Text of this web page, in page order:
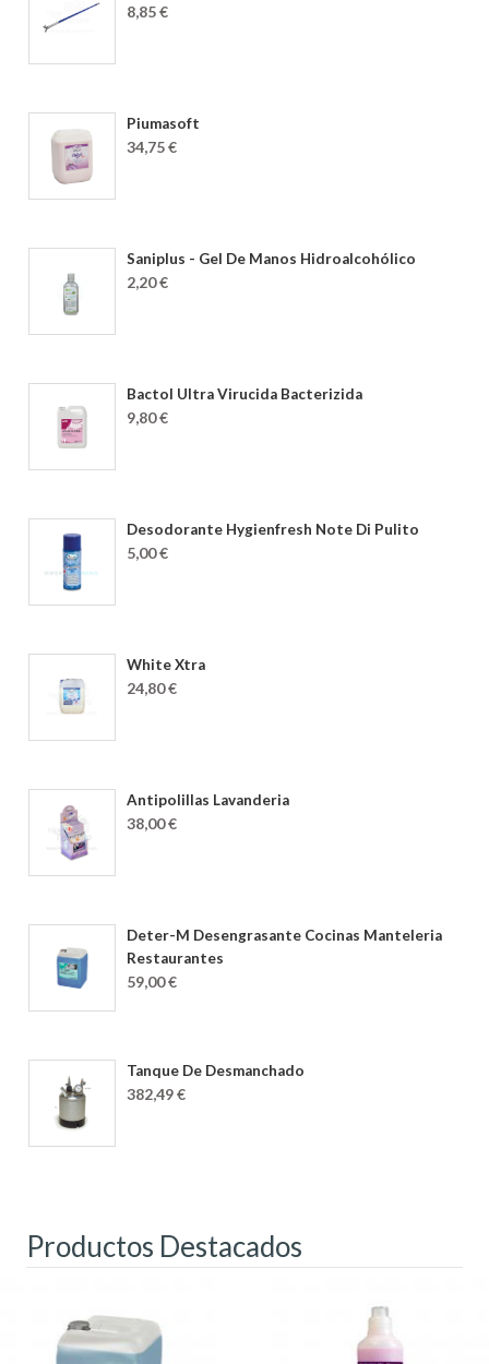
8,85 €
Piumasoft
34,75 €
Saniplus - Gel De Manos Hidroalcohólico
2,20 €
Bactol Ultra Virucida Bacterizida
9,80 €
Desodorante Hygienfresh Note Di Pulito
5,00 €
White Xtra
24,80 €
Antipolillas Lavanderia
38,00 €
Deter-M Desengrasante Cocinas Manteleria
Restaurantes
59,00 €
Tanque De Desmanchado
382,49 €
Productos Destacados